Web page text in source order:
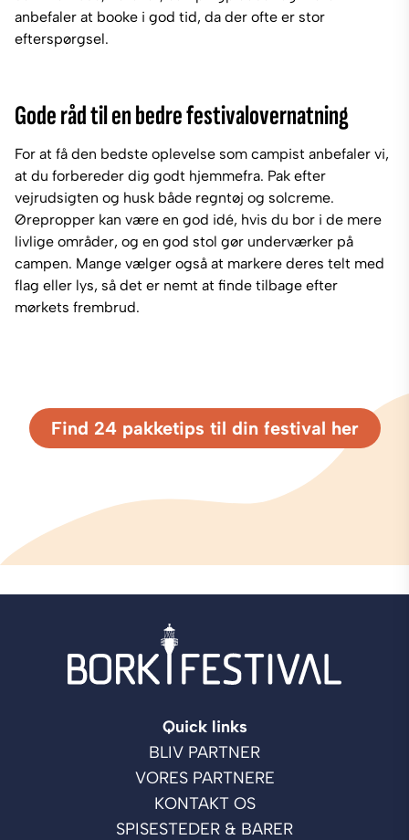
anbefaler at booke i god tid, da der ofte er stor
efterspørgsel.
Gode råd til en bedre festivalovernatning
For at få den bedste oplevelse som campist anbefaler vi,
at du forbereder dig godt hjemmefra. Pak efter
vejrudsigten og husk både regntøj og solcreme.
Ørepropper kan være en god idé, hvis du bor i de mere
livlige områder, og en god stol gør underværker på
campen. Mange vælger også at markere deres telt med
flag eller lys, så det er nemt at finde tilbage efter
mørkets frembrud.
Find 24 pakketips til din festival her
Quick links
BLIV PARTNER
VORES PARTNERE
KONTAKT OS
SPISESTEDER & BARER